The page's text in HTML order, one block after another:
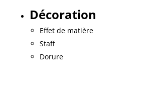
Décoration
Effet de matière
Staff
Dorure